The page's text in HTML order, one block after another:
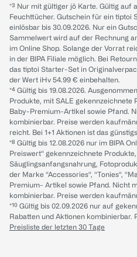
*³ Nur mit gültiger jö Karte. Gültig auf
Feuchttücher. Gutschein für ein tiptoi
einlösbar bis 30.09.2026. Nur ein
Sammelwert wird auf der Rechnung
im Online Shop. Solange der Vorrat
in der BIPA Filiale möglich. Bei
das tiptoi Starter-Set in
der Wert iHv 54.99 € einbehalten.
*⁴ Gültig bis 19.08.2026.
Produkte, mit SALE gekennzeichnete
Baby-Premium-Artikel sowie Pfand.
kombinierbar. Preise werden
reicht. Bei 1+1 Aktionen ist das
*⁸ Gültig bis 12.08.2026 nur im BIPA
Preiswert“ gekennzeichnete
Säuglingsanfangsnahrung,
der Marke “Accessories“, “Tonies“,
Premium- Artikel sowie Pfand. Nicht
kombinierbar. Preise werden
*¹⁰ Gültig bis 02.09.2026 nur auf
Rabatten und Aktionen kombinierbar.
Preisliste der letzten 30 Tage